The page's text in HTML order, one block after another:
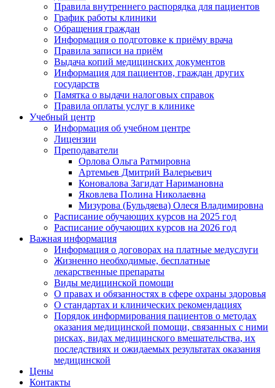
Правила внутреннего распорядка для пациентов
График работы клиники
Обращения граждан
Информация о подготовке к приёму врача
Правила записи на приём
Выдача копий медицинских документов
Информация для пациентов, граждан других
государств
Памятка о выдачи налоговых справок
Правила оплаты услуг в клинике
Учебный центр
Информация об учебном центре
Лицензии
Преподаватели
Орлова Ольга Ратмировна
Артемьев Дмитрий Валерьевич
Коновалова Загидат Наримановна
Яковлева Полина Николаевна
Мизурова (Бульдяева) Олеся Владимировна
Расписание обучающих курсов на 2025 год
Расписание обучающих курсов на 2026 год
Важная информация
Информация о договорах на платные медуслуги
Жизненно необходимые, бесплатные
лекарственные препараты
Виды медицинской помощи
О правах и обязанностях в сфере охраны здоровья
О стандартах и клинических рекомендациях
Порядок информирования пациентов о методах
оказания медицинской помощи, связанных с ними
рисках, видах медицинского вмешательства, их
последствиях и ожидаемых результатах оказания
медицинской
Цены
Контакты